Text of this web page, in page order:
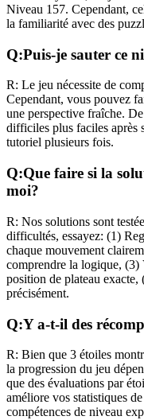
Niveau 157. Cependant,
la familiarité avec des
Q:Puis-je sauter ce
R: Le jeu nécessite de
Cependant, vous pouvez
une perspective fraîche.
difficiles plus faciles après
tutoriel plusieurs fois.
Q:Que faire si la
moi?
R: Nos solutions sont
difficultés, essayez: (1)
chaque mouvement
comprendre la logique, (3)
position de plateau exacte,
précisément.
Q:Y a-t-il des
R: Bien que 3 étoiles
la progression du jeu
que des évaluations par
améliore vos statistiques
compétences de niveau